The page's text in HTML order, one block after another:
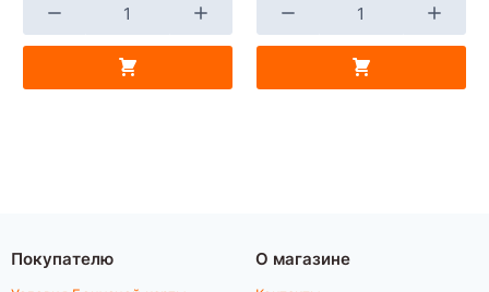
Покупателю О магазине